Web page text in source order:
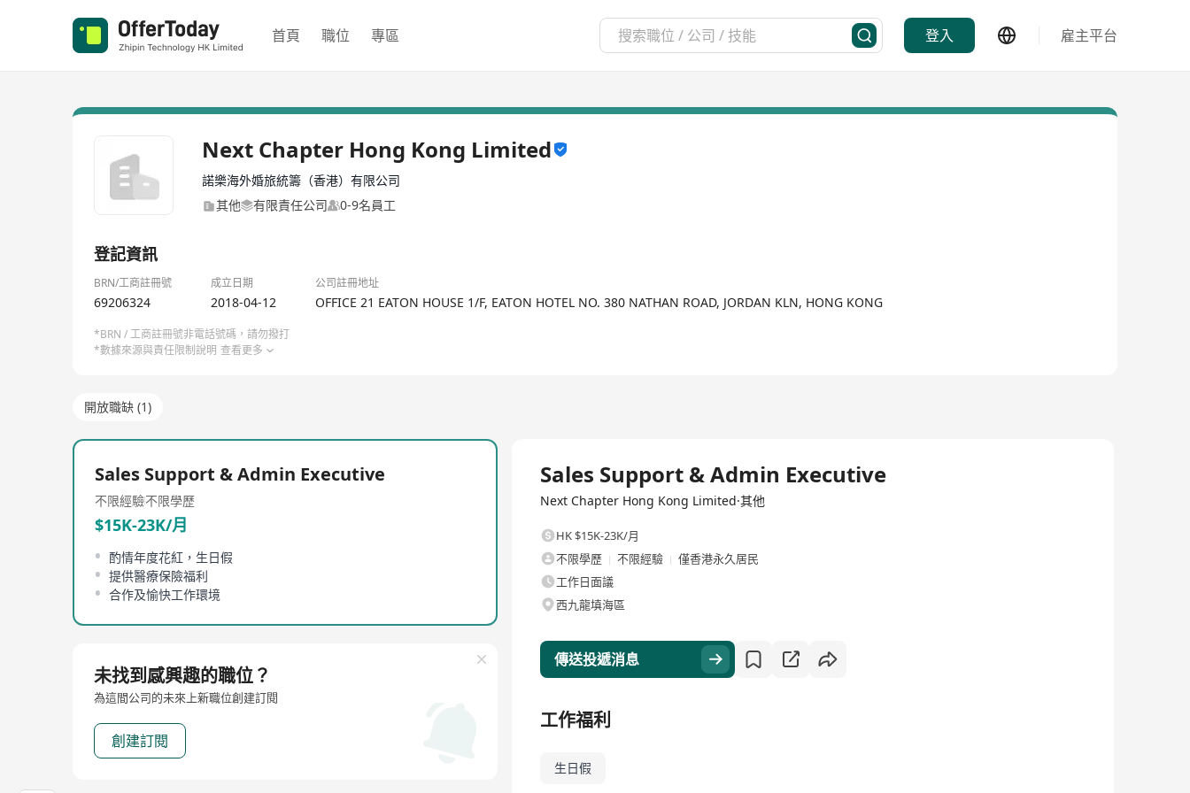
首頁 職位 專區 登入 雇主平台
Next Chapter Hong Kong Limited
諾樂海外婚旅統籌（香港）有限公司
其他
有限責任公司 0-9名員工
登記資訊
BRN/工商註冊號 成立日期 公司註冊地址
69206324 2018-04-12 OFFICE 21 EATON HOUSE 1/F, EATON HOTEL NO. 380 NATHAN ROAD, JORDAN KLN, HONG KONG
*BRN / 工商註冊號非電話號碼，請勿撥打
*數據來源與責任限制說明 查看更多
開放職缺 (1)
Sales Support & Admin Executive
不限經驗不限學歷
$15K-23K/月
酌情年度花紅，生日假
提供醫療保險福利
合作及愉快工作環境
未找到感興趣的職位？
為這間公司的未來上新職位創建訂閱
創建訂閱
Sales Support & Admin Executive
Next Chapter Hong Kong Limited·其他
HK $15K-23K/月
不限學歷
不限經驗
僅香港永久居民
工作日面議
西九龍填海區
傳送投遞消息
工作福利
生日假